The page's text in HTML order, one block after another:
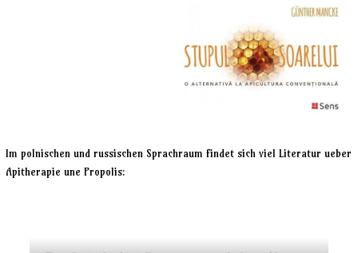
Im polnischen und russischen Sprachraum findet sich viel Literatur ueber
Apitherapie une Propolis: